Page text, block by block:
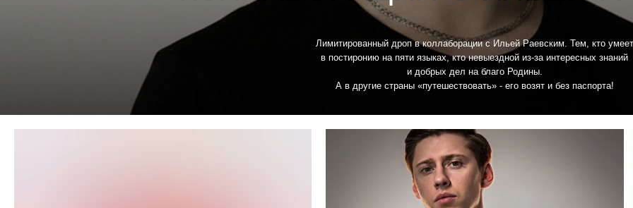
в постиронию на пяти языках, кто невыездной из-за интересных знаний
и добрых дел на благо Родины.
А в другие страны «путешествовать» - его возят и без паспорта!